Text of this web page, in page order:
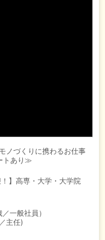
ノづくりに携わるお仕事
トあり≫
】高専・大学・大学院
一般社員）
主任)